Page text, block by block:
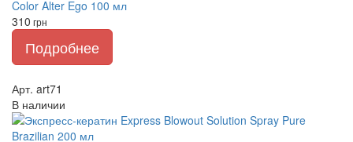
Color Alter Ego 100 мл
310 грн
Подробнее
Арт. art71
В наличии